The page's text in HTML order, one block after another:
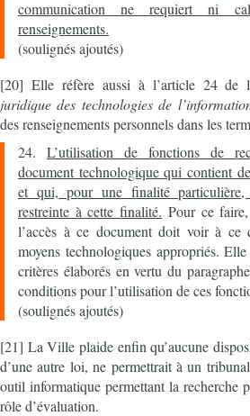
communication ne requiert ni
renseignements.
(soulignés ajoutés)
[20] Elle réfère aussi à l’article 24 de
juridique des technologies de
des renseignements personnels dans les
24. L’utilisation de fonctions de
document technologique qui contient
et qui, pour une finalité
restreinte à cette finalité. Pour ce
l’accès à ce document doit voir à ce
moyens technologiques appropriés.
critères élaborés en vertu du
conditions pour l’utilisation de ces
(soulignés ajoutés)
[21] La Ville plaide enfin qu’aucune
d’une autre loi, ne permettrait à un
outil informatique permettant la recherche
rôle d’évaluation.